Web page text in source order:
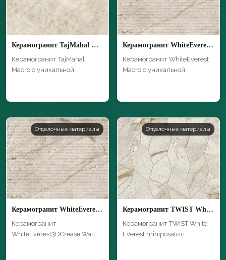
Керамогранит TajMahal Macro
Керамогранит TajMahal
Macro с уникальной
Керамогранит WhiteEverest Macro
Керамогранит WhiteEverest
Macro с уникальной
Отделочные материалы
Керамогранит WhiteEverest3DCrease Wall Macro
Керамогранит
WhiteEverest3DCrease Wall
Отделочные материалы
Керамогранит TWIST White Everest miniposato
Керамогранит TWIST White
Everest miniposato с